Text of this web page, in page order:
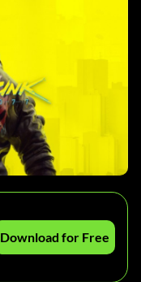
Download for Free